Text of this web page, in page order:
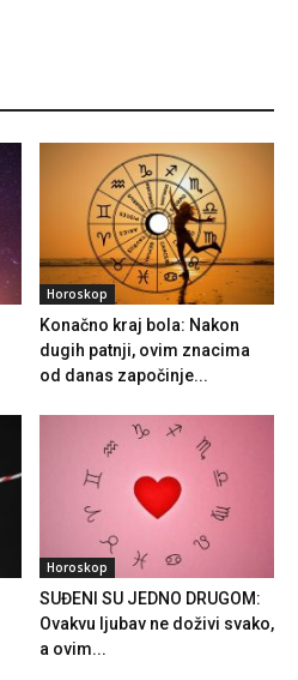
Horoskop
Konačno kraj bola: Nakon
dugih patnji, ovim znacima
od danas započinje...
Horoskop
SUĐENI SU JEDNO DRUGOM:
Ovakvu ljubav ne doživi svako,
a ovim...